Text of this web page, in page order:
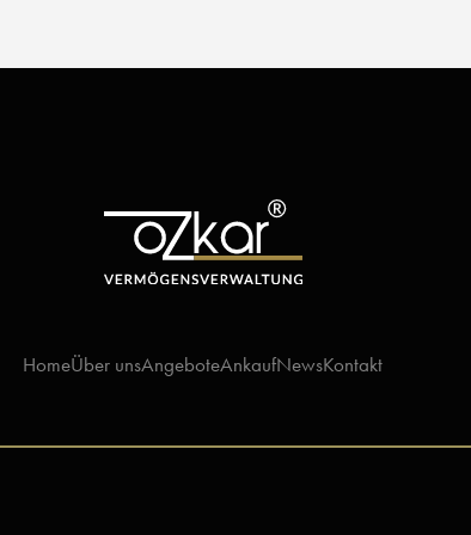
HomeÜber unsAngeboteAnkaufNewsKontakt